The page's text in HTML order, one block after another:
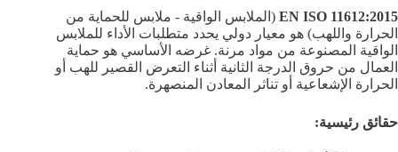
EN ISO 11612:2015 (الملابس الواقية - ملابس للحماية من
الحرارة واللهب) هو معيار دولي يحدد متطلبات الأداء للملابس
الواقية المصنوعة من مواد مرنة. غرضه الأساسي هو حماية
العمال من حروق الدرجة الثانية أثناء التعرض القصير للهب أو
الحرارة الإشعاعية أو تناثر المعادن المنصهرة.
حقائق رئيسية: